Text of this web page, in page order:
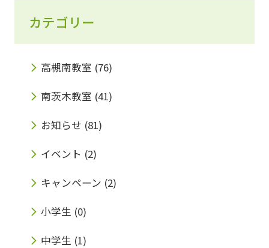
カテゴリー
高槻南教室 (76)
南茨木教室 (41)
お知らせ (81)
イベント (2)
キャンペーン (2)
小学生 (0)
中学生 (1)